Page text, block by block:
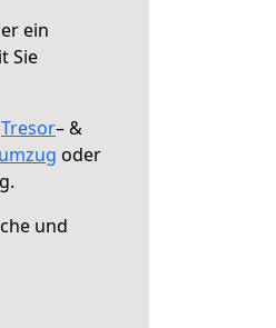
ein
Sie
Tresor– &
oder
und